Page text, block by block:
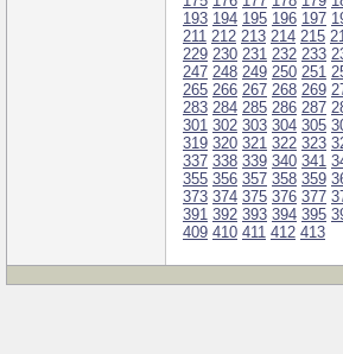
193 194 195 196 197
211 212 213 214 215
229 230 231 232 233
247 248 249 250 251
265 266 267 268 269
283 284 285 286 287
301 302 303 304 305
319 320 321 322 323
337 338 339 340 341
355 356 357 358 359
373 374 375 376 377
391 392 393 394 395
409 410 411 412 413